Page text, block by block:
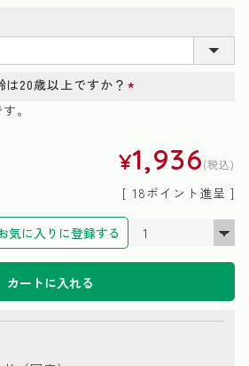
は20歳以上ですか？
。
¥1,936 税込
[ 18ポイント進呈 ]
気に入りに登録する
カートに入れる